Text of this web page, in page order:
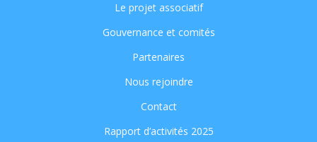
Le projet associatif
Gouvernance et comités
Partenaires
Nous rejoindre
Contact
Rapport d’activités 2025